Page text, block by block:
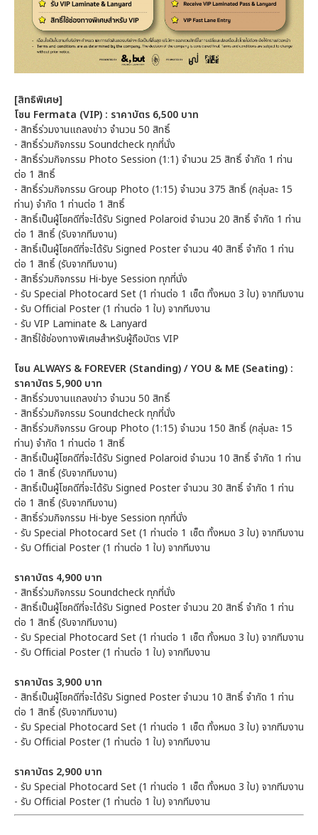
[สิทธิพิเศษ]
โซน Fermata (VIP) : ราคาบัตร 6,500 บาท
- สิทธิ์ร่วมงานแถลงข่าว จำนวน 50 สิทธิ์
- สิทธิ์ร่วมกิจกรรม Soundcheck ทุกที่นั่ง
- สิทธิ์ร่วมกิจกรรม Photo Session (1:1) จำนวน 25 สิทธิ์ จำกัด 1 ท่าน
ต่อ 1 สิทธิ์
- สิทธิ์ร่วมกิจกรรม Group Photo (1:15) จำนวน 375 สิทธิ์ (กลุ่มละ 15
ท่าน) จำกัด 1 ท่านต่อ 1 สิทธิ์
- สิทธิ์เป็นผู้โชคดีที่จะได้รับ Signed Polaroid จำนวน 20 สิทธิ์ จำกัด 1 ท่าน
ต่อ 1 สิทธิ์ (รับจากทีมงาน)
- สิทธิ์เป็นผู้โชคดีที่จะได้รับ Signed Poster จำนวน 40 สิทธิ์ จำกัด 1 ท่าน
ต่อ 1 สิทธิ์ (รับจากทีมงาน)
- สิทธิ์ร่วมกิจกรรม Hi-bye Session ทุกที่นั่ง
- รับ Special Photocard Set (1 ท่านต่อ 1 เซ็ต ทั้งหมด 3 ใบ) จากทีมงาน
- รับ Official Poster (1 ท่านต่อ 1 ใบ) จากทีมงาน
- รับ VIP Laminate & Lanyard
- สิทธิ์ใช้ช่องทางพิเศษสำหรับผู้ถือบัตร VIP
โซน ALWAYS & FOREVER (Standing) / YOU & ME (Seating) :
ราคาบัตร 5,900 บาท
- สิทธิ์ร่วมงานแถลงข่าว จำนวน 50 สิทธิ์
- สิทธิ์ร่วมกิจกรรม Soundcheck ทุกที่นั่ง
- สิทธิ์ร่วมกิจกรรม Group Photo (1:15) จำนวน 150 สิทธิ์ (กลุ่มละ 15
ท่าน) จำกัด 1 ท่านต่อ 1 สิทธิ์
- สิทธิ์เป็นผู้โชคดีที่จะได้รับ Signed Polaroid จำนวน 10 สิทธิ์ จำกัด 1 ท่าน
ต่อ 1 สิทธิ์ (รับจากทีมงาน)
- สิทธิ์เป็นผู้โชคดีที่จะได้รับ Signed Poster จำนวน 30 สิทธิ์ จำกัด 1 ท่าน
ต่อ 1 สิทธิ์ (รับจากทีมงาน)
- สิทธิ์ร่วมกิจกรรม Hi-bye Session ทุกที่นั่ง
- รับ Special Photocard Set (1 ท่านต่อ 1 เซ็ต ทั้งหมด 3 ใบ) จากทีมงาน
- รับ Official Poster (1 ท่านต่อ 1 ใบ) จากทีมงาน
ราคาบัตร 4,900 บาท
- สิทธิ์ร่วมกิจกรรม Soundcheck ทุกที่นั่ง
- สิทธิ์เป็นผู้โชคดีที่จะได้รับ Signed Poster จำนวน 20 สิทธิ์ จำกัด 1 ท่าน
ต่อ 1 สิทธิ์ (รับจากทีมงาน)
- รับ Special Photocard Set (1 ท่านต่อ 1 เซ็ต ทั้งหมด 3 ใบ) จากทีมงาน
- รับ Official Poster (1 ท่านต่อ 1 ใบ) จากทีมงาน
ราคาบัตร 3,900 บาท
- สิทธิ์เป็นผู้โชคดีที่จะได้รับ Signed Poster จำนวน 10 สิทธิ์ จำกัด 1 ท่าน
ต่อ 1 สิทธิ์ (รับจากทีมงาน)
- รับ Special Photocard Set (1 ท่านต่อ 1 เซ็ต ทั้งหมด 3 ใบ) จากทีมงาน
- รับ Official Poster (1 ท่านต่อ 1 ใบ) จากทีมงาน
ราคาบัตร 2,900 บาท
- รับ Special Photocard Set (1 ท่านต่อ 1 เซ็ต ทั้งหมด 3 ใบ) จากทีมงาน
- รับ Official Poster (1 ท่านต่อ 1 ใบ) จากทีมงาน